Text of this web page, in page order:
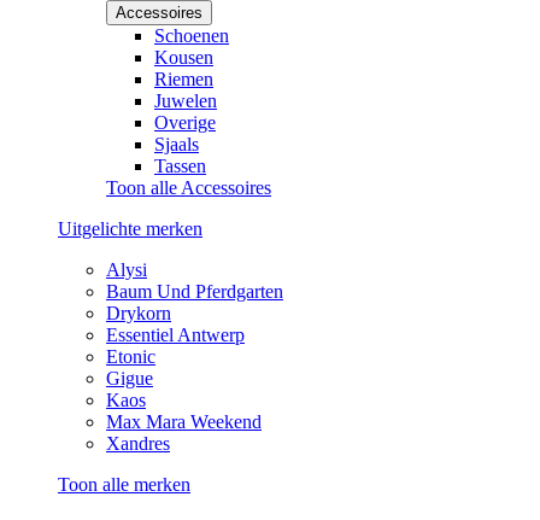
Accessoires
Schoenen
Kousen
Riemen
Juwelen
Overige
Sjaals
Tassen
Toon alle Accessoires
Uitgelichte merken
Alysi
Baum Und Pferdgarten
Drykorn
Essentiel Antwerp
Etonic
Gigue
Kaos
Max Mara Weekend
Xandres
Toon alle merken